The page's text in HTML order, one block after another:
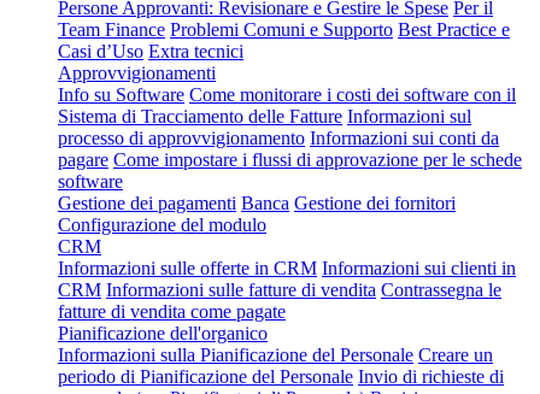
Persone Approvanti: Revisionare e Gestire le Spese Per il
Team Finance Problemi Comuni e Supporto Best Practice e
Casi d’Uso Extra tecnici
Approvvigionamenti
Info su Software Come monitorare i costi dei software con il
Sistema di Tracciamento delle Fatture Informazioni sul
processo di approvvigionamento Informazioni sui conti da
pagare Come impostare i flussi di approvazione per le schede
software
Gestione dei pagamenti Banca Gestione dei fornitori
Configurazione del modulo
CRM
Informazioni sulle offerte in CRM Informazioni sui clienti in
CRM Informazioni sulle fatture di vendita Contrassegna le
fatture di vendita come pagate
Pianificazione dell'organico
Informazioni sulla Pianificazione del Personale Creare un
periodo di Pianificazione del Personale Invio di richieste di